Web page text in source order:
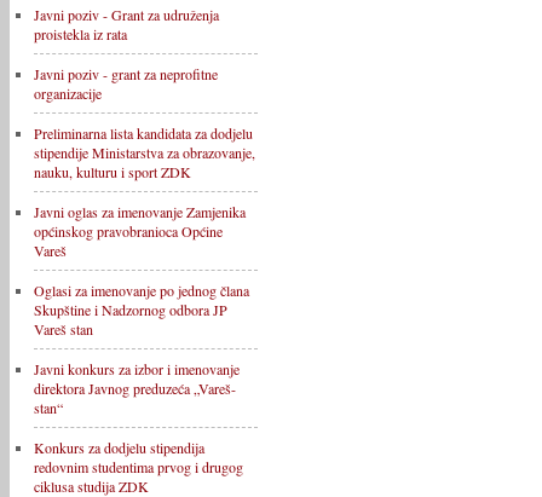
Javni poziv - Grant za udruženja
proistekla iz rata
Javni poziv - grant za neprofitne
organizacije
Preliminarna lista kandidata za dodjelu
stipendije Ministarstva za obrazovanje,
nauku, kulturu i sport ZDK
Javni oglas za imenovanje Zamjenika
općinskog pravobranioca Općine
Vareš
Oglasi za imenovanje po jednog člana
Skupštine i Nadzornog odbora JP
Vareš stan
Javni konkurs za izbor i imenovanje
direktora Javnog preduzeća „Vareš-
stan“
Konkurs za dodjelu stipendija
redovnim studentima prvog i drugog
ciklusa studija ZDK